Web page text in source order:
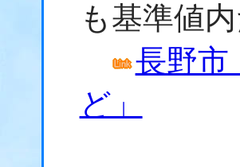
も基準値
長野市
ど」